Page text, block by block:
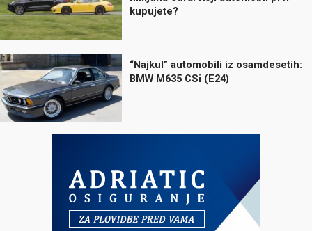
kupujete?
“Najkul” automobili iz osamdesetih:
BMW M635 CSi (E24)